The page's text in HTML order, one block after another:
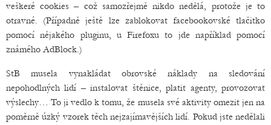
veškeré cookies – což samozřejmě nikdo nedělá, protože je to
otravné. (Případně ještě lze zablokovat facebookovské tlačitko
pomocí nějakého pluginu, u Firefoxu to jde například pomocí
známého AdBlock.)
StB musela vynakládat obrovské náklady na sledování
nepohodlných lidí – instalovat štěnice, platit agenty, provozovat
výslechy… To ji vedlo k tomu, že musela své aktivity omezit jen na
poměrně úzký vzorek těch nejzajímavějších lidí. Pokud jste nedělali